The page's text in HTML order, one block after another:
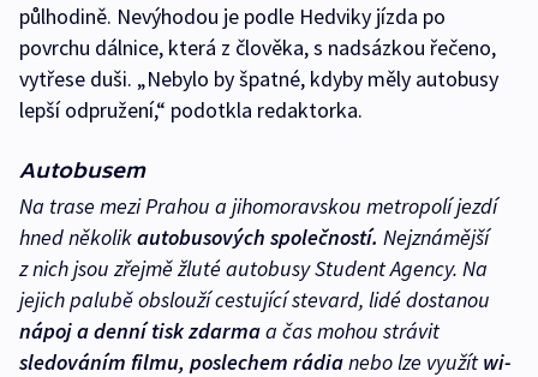
půlhodině. Nevýhodou je podle Hedviky jízda po
povrchu dálnice, která z člověka, s nadsázkou řečeno,
vytřese duši. „Nebylo by špatné, kdyby měly autobusy
lepší odpružení,“ podotkla redaktorka.
Autobusem
Na trase mezi Prahou a jihomoravskou metropolí jezdí
hned několikautobusových společností. Nejznámější
z nich jsou zřejmě žluté autobusy Student Agency. Na
jejich palubě obslouží cestující stevard, lidé dostanou
nápoj a denní tisk zdarmaa čas mohou strávit
sledováním filmu, poslechem rádianebo lze využít wi-